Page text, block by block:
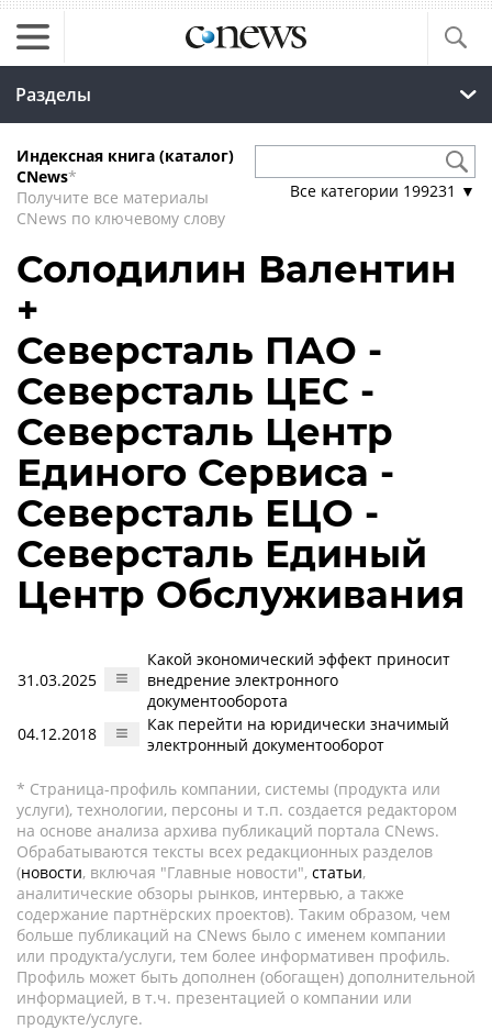
Разделы
Индексная книга (каталог)
CNews*
Получите все материалы
CNews по ключевому слову
Все категории 199231 ▼
Солодилин Валентин
+
Северсталь ПАО -
Северсталь ЦЕС -
Северсталь Центр
Единого Сервиса -
Северсталь ЕЦО -
Северсталь Единый
Центр Обслуживания
31.03.2025
Какой экономический эффект приносит
внедрение электронного
документооборота
04.12.2018
Как перейти на юридически значимый
электронный документооборот
* Страница-профиль компании, системы (продукта или
услуги), технологии, персоны и т.п. создается редактором
на основе анализа архива публикаций портала CNews.
Обрабатываются тексты всех редакционных разделов
(новости, включая "Главные новости", статьи,
аналитические обзоры рынков, интервью, а также
содержание партнёрских проектов). Таким образом, чем
больше публикаций на CNews было с именем компании
или продукта/услуги, тем более информативен профиль.
Профиль может быть дополнен (обогащен) дополнительной
информацией, в т.ч. презентацией о компании или
продукте/услуге.